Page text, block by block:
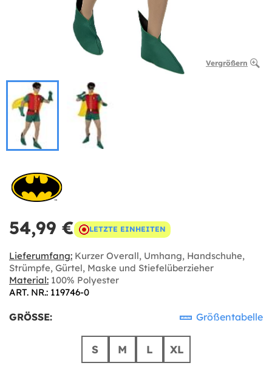
Vergrößern
54,99 € LETZTE EINHEITEN
Lieferumfang: Kurzer Overall, Umhang, Handschuhe,
Strümpfe, Gürtel, Maske und Stiefelüberzieher
Material: 100% Polyester
ART. NR.: 119746-0
GRÖSSE: Größentabelle
S M L XL